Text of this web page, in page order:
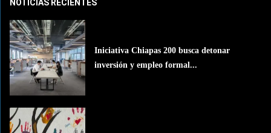
NOTICIAS RECIENTES
Iniciativa Chiapas 200 busca detonar
inversión y empleo formal...